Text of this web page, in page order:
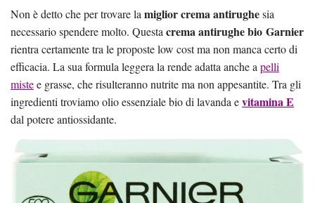
Non è detto che per trovare lamiglior crema antirughesia
necessario spendere molto. Questacrema antirughe bio Garnier
rientra certamente tra le proposte low cost ma non manca certo di
efficacia. La sua formula leggera la rende adatta anche apelli
mistee grasse, che risulteranno nutrite ma non appesantite. Tra gli
ingredienti troviamo olio essenziale bio di lavanda evitamina E
dal potere antiossidante.